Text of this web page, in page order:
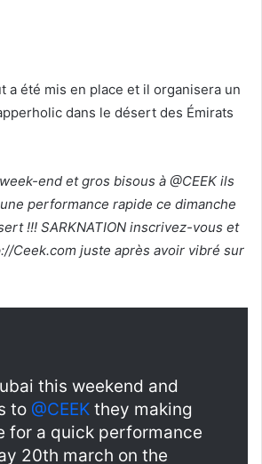
a été mis en place et il organisera un
dans le désert des Émirats
end et gros bisous à @CEEK ils
performance rapide ce dimanche
!!! SARKNATION inscrivez-vous et
Ceek.com juste après avoir vibré sur
this weekend and
to @CEEK they making
for a quick performance
20th march on the